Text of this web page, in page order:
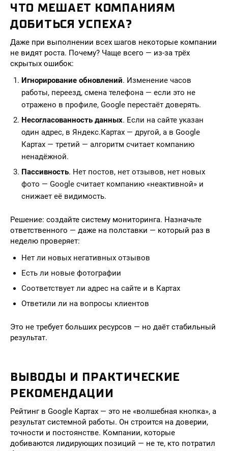
ЧТО МЕШАЕТ КОМПАНИЯМ
ДОБИТЬСЯ УСПЕХА?
Даже при выполнении всех шагов некоторые компании
не видят роста. Почему? Чаще всего — из-за трёх
скрытых ошибок:
Игнорирование обновлений. Изменение часов
работы, переезд, смена телефона — если это не
отражено в профиле, Google перестаёт доверять.
Несогласованность данных. Если на сайте указан
один адрес, в Яндекс.Картах — другой, а в Google
Картах — третий — алгоритм считает компанию
ненадёжной.
Пассивность. Нет постов, нет отзывов, нет новых
фото — Google считает компанию «неактивной» и
снижает её видимость.
Решение: создайте систему мониторинга. Назначьте
ответственного — даже на полставки — который раз в
неделю проверяет:
Нет ли новых негативных отзывов
Есть ли новые фотографии
Соответствует ли адрес на сайте и в Картах
Ответили ли на вопросы клиентов
Это не требует больших ресурсов — но даёт стабильный
результат.
ВЫВОДЫ И ПРАКТИЧЕСКИЕ
РЕКОМЕНДАЦИИ
Рейтинг в Google Картах — это не «волшебная кнопка», а
результат системной работы. Он строится на доверии,
точности и постоянстве. Компании, которые
добиваются лидирующих позиций — не те, кто потратил